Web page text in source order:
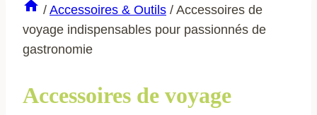
/ Accessoires & Outils / Accessoires de
voyage indispensables pour passionnés de
gastronomie
Accessoires de voyage